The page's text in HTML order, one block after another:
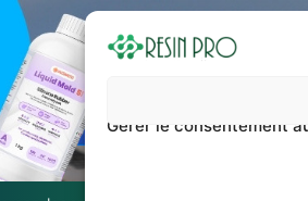
Gérer le consentement